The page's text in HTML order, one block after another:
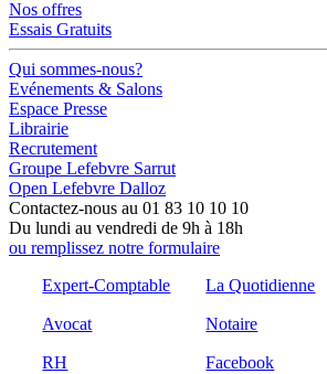
Nos offres
Essais Gratuits
Qui sommes-nous?
Evénements & Salons
Espace Presse
Librairie
Recrutement
Groupe Lefebvre Sarrut
Open Lefebvre Dalloz
Contactez-nous au 01 83 10 10 10
Du lundi au vendredi de 9h à 18h
ou remplissez notre formulaire
Expert-Comptable La Quotidienne
Avocat Notaire
RH Facebook